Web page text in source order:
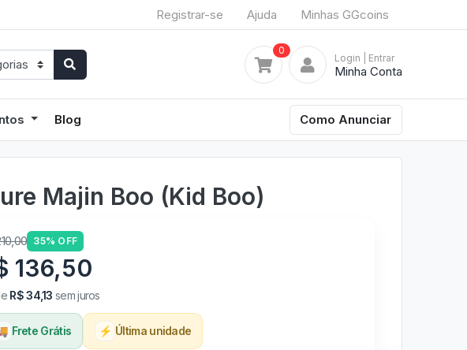
Registrar-se Ajuda Minhas GGcoins
0
Login | Entrar
Minha Conta
Blog Como Anunciar
Majin Boo (Kid Boo)
35% OFF
136,50
R$ 34,13 sem juros
Frete Grátis ⚡ Última unidade